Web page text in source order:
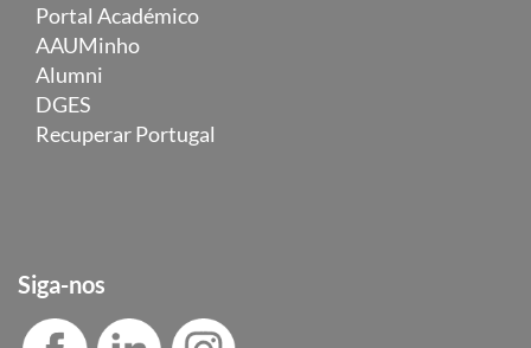
Portal Académico
AAUMinho
Alumni
DGES
Recuperar Portugal
Siga-nos